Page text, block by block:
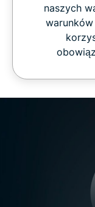
naszych